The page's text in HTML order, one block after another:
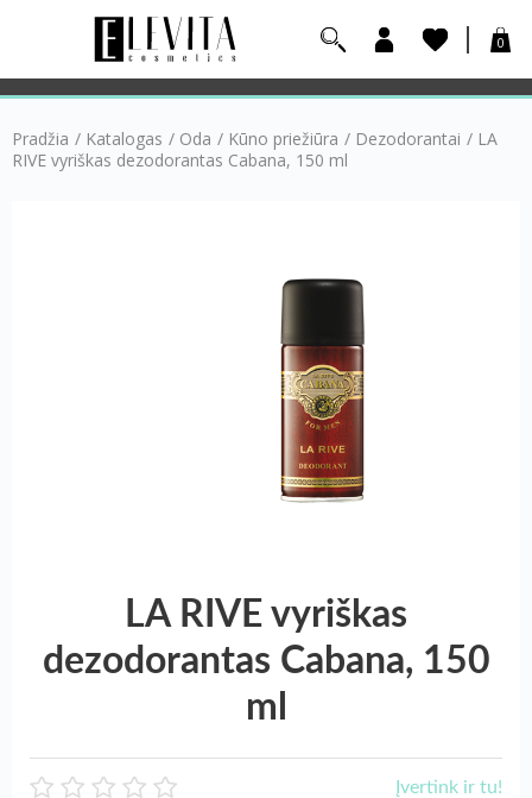
0
Pradžia / Katalogas / Oda / Kūno priežiūra / Dezodorantai / LA
RIVE vyriškas dezodorantas Cabana, 150 ml
LA RIVE vyriškas
dezodorantas Cabana, 150
ml
Įvertink ir tu!